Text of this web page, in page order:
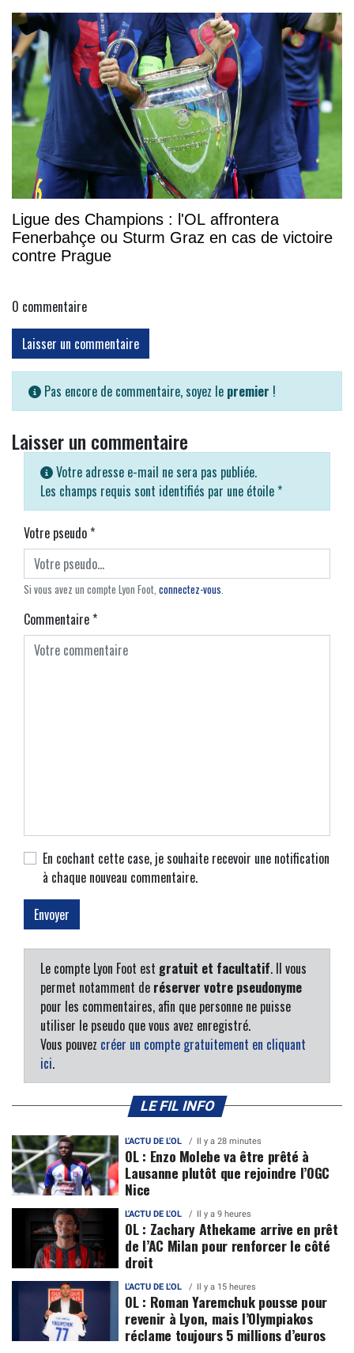
Ligue des Champions : l'OL affrontera
Fenerbahçe ou Sturm Graz en cas de victoire
contre Prague
0 commentaire
Laisser un commentaire
Pas encore de commentaire, soyez le premier !
Laisser un commentaire
Votre adresse e-mail ne sera pas publiée.
Les champs requis sont identifiés par une étoile *
Votre pseudo*
Si vous avez un compte Lyon Foot, connectez-vous
Commentaire*
En cochant cette case, je souhaite recevoir une notification
à chaque nouveau commentaire.
Le compte Lyon Foot est gratuit et facultatif. Il vous
permet notamment de réserver votre pseudonyme
pour les commentaires, afin que personne ne puisse
utiliser le pseudo que vous avez enregistré.
Vous pouvez créer un compte gratuitement en cliquant
ici.
LE FIL INFO
L'ACTU DE L'OL Il y a 28 minutes
OL : Enzo Molebe va être prêté à
Lausanne plutôt que rejoindre l’OGC
Nice
L'ACTU DE L'OL Il y a 9 heures
OL : Zachary Athekame arrive en prêt
de l’AC Milan pour renforcer le côté
droit
L'ACTU DE L'OL Il y a 15 heures
OL : Roman Yaremchuk pousse pour
revenir à Lyon, mais l’Olympiakos
réclame toujours 5 millions d’euros